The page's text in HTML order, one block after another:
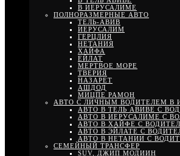
В ИЕРУСАЛИМЕ
ПОЛНОРАЗМЕРНЫЕ АВТО
ТЕЛЬ-АВИВ
ИЕРУСАЛИМ
ГЕРЦЛИЯ
НЕТАНИЯ
ХАЙФА
ЕЙЛАТ
МЕРТВОЕ МОРЕ
ТВЕРИЯ
НАЗАРЕТ
АШДОД
МИЦПЕ РАМОН
АВТО С ЛИЧНЫМ ВОДИТЕЛЕМ В
АВТО В ТЕЛЬ АВИВЕ С
АВТО В ИЕРУСАЛИМЕ С
АВТО В ХАЙФЕ С
АВТО В ЭЙЛАТЕ С
АВТО В НЕТАНИИ С
СЕМЕЙНЫЙ ТРАНСФЕР
SUV, ДЖИП МОДИИН